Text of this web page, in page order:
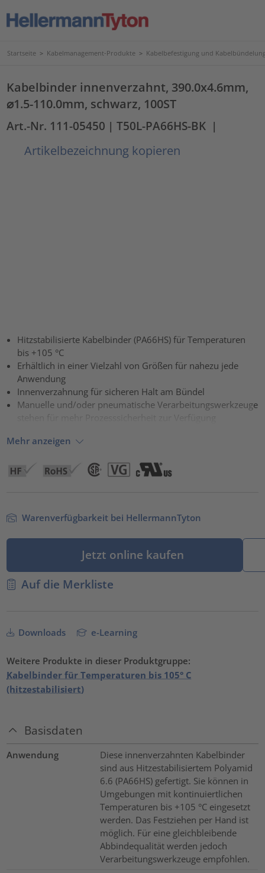
Startseite > Kabelmanagement-Produkte > Kabelbefestigung und
Kabelbinder innenverzahnt, 390.0x4.6mm,
⌀1.5-110.0mm, schwarz, 100ST
Art.-Nr. 111-05450 | T50L-PA66HS-BK |
Artikelbezeichnung kopieren
Hitzstabilisierte Kabelbinder (PA66HS) für Temperaturen
bis +105 °C
Erhältlich in einer Vielzahl von Größen für nahezu jede
Anwendung
Innenverzahnung für sicheren Halt am Bündel
Manuelle und/oder pneumatische Verarbeitungswerkzeuge
stehen für mehr Prozesssicherheit zur Verfügung
Mehr anzeigen
Warenverfügbarkeit bei HellermannTyton
Jetzt online kaufen
Auf die Merkliste
Downloads e-Learning
Weitere Produkte in dieser Produktgruppe:
Kabelbinder für Temperaturen bis 105° C
(hitzestabilisiert)
Basisdaten
Anwendung
Diese innenverzahnten Kabelbinder
sind aus Hitzestabilisiertem Polyamid
6.6 (PA66HS) gefertigt. Sie können in
Umgebungen mit kontinuiertlichen
Temperaturen bis +105 °C eingesetzt
werden. Das Festziehen per Hand ist
möglich. Für eine gleichbleibende
Abbindequalität werden jedoch
Verarbeitungswerkzeuge empfohlen.